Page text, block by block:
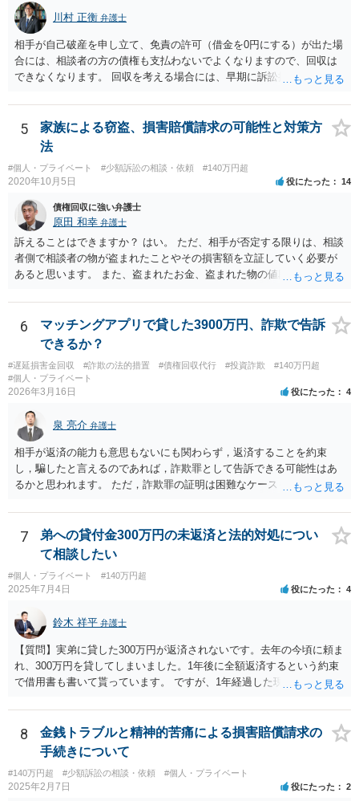
（月ごと）が、強制執行の５年以上前の分は、時効の援用により消滅
します。請求できるのは、それ以降の分となります。未払の発生よ
り、強制執行を基準に考えた方が分かりやすいでしょう。 > また、こ
の様な案件を請け負って頂けるものなのでしょうか？ こちらの立場を
主張する余地があれば、依頼する価値はあると思います。「支払い意
りそうです。
川村 正衡 弁護士
相手が自己破産を申し立て、免責の許可（借金を0円にする）が出た場
合には、相談者の方の債権も支払わないでよくなりますので、回収は
できなくなります。 回収を考える場合には、早期に訴訟提起などを進
5
家族による窃盗、損害賠償請求の可能性と対策方
法
#個人・プライベート #少額訴訟の相談・依頼 #140万円超
2020年10月5日 役にたった 14
債権回収に強い弁護士
原田 和幸 弁護士
訴えることはできますか？ はい。 ただ、相手が否定する限りは、相談
者側で相談者の物が盗まれたことやその損害額を立証していく必要が
あると思います。 また、盗まれたお金、盗まれた物の値段分のお金、
や物の時価相当額の請求はできます。 ただ、慰謝料は難しいと思いま
す。
6
マッチングアプリで貸した3900万円、詐欺で告訴
できるか？
#遅延損害金回収 #詐欺の法的措置 #債権回収代行 #投資詐欺
#140万円超
#個人・プライベート
2026年3月16日 役にたった 4
泉 亮介 弁護士
相手が返済の能力も意思もないにも関わらず，返済することを約束
し，騙したと言えるのであれば，詐欺罪として告訴できる可能性はあ
るかと思われます。 ただ，詐欺罪の証明は困難なケースも多く，民事
7
弟への貸付金300万円の未返済と法的対処につい
て相談したい
#個人・プライベート #140万円超
2025年7月4日 役にたった 4
鈴木 祥平 弁護士
【質問】実弟に貸した300万円が返済されないです。去年の今頃に頼ま
れ、300万円を貸してしまいました。1年後に全額返済するという約束
で借用書も書いて貰っています。 ですが、1年経過した現在一銭も返
どという話も無く、開き直っている様に見受けられます。返済は勿論
ですが、今までの弟の素行等問題は色々あり、反省と制裁して欲しい
です。 【回答】おそらく、弟さんとしては、「返済しなかったとして
も、兄が自分に対して法的措置を講じてくることはないであろう」と
いう「甘え」があるのだと思います。きちんと返済をさせるために
は、「家族内の問題であるから穏便に解決を図る」という対応ではな
8
金銭トラブルと精神的苦痛による損害賠償請求の
手続きについて
#140万円超 #少額訴訟の相談・依頼 #個人・プライベート
2025年2月7日 役にたった 2